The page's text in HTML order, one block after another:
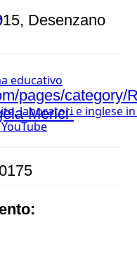
educativo
laboratori e inglese in
Desenzano
pages/category/
Merici-